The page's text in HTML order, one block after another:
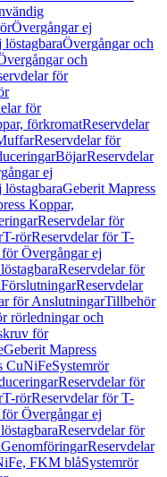
Övergångar ej
Övergångar och
och
för
för
förkromatReservdelar
Reservdelar för
BöjarReservdelar
ej
Geberit Mapress
Koppar,
Reservdelar för
T-rörReservdelar för T-
Övergångar ej
Reservdelar för
FörslutningarReservdelar
för AnslutningarTillbehör
rörledningar och
för
Geberit Mapress
CuNiFeSystemrör
Reservdelar för
T-rörReservdelar för T-
Övergångar ej
Reservdelar för
GenomföringarReservdelar
FKM blåSystemrör